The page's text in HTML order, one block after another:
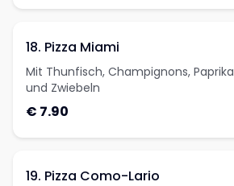
18. Pizza Miami
Mit Thunfisch, Champignons, Paprika
und Zwiebeln
€ 7.90
19. Pizza Como-Lario